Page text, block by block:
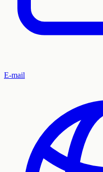
E-mail